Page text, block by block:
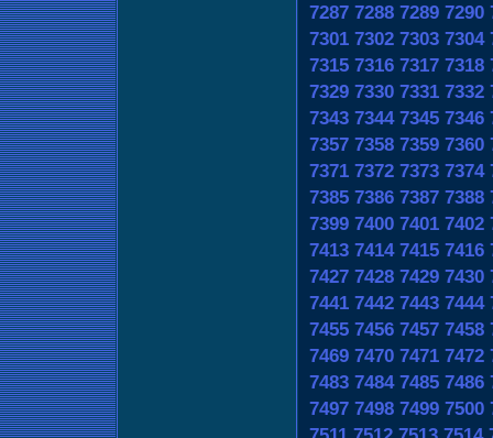
7287 7288 7289 7290
7301 7302 7303 7304
7315 7316 7317 7318
7329 7330 7331 7332
7343 7344 7345 7346
7357 7358 7359 7360
7371 7372 7373 7374
7385 7386 7387 7388
7399 7400 7401 7402
7413 7414 7415 7416
7427 7428 7429 7430
7441 7442 7443 7444
7455 7456 7457 7458
7469 7470 7471 7472
7483 7484 7485 7486
7497 7498 7499 7500